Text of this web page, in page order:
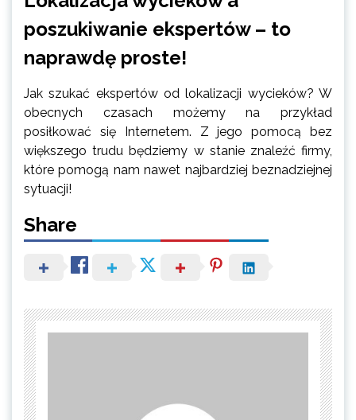
poszukiwanie ekspertów – to
naprawdę proste!
Jak szukać ekspertów od lokalizacji wycieków? W
obecnych czasach możemy na przykład
posiłkować się Internetem. Z jego pomocą bez
większego trudu będziemy w stanie znaleźć firmy,
które pomogą nam nawet najbardziej beznadziejnej
sytuacji!
Share